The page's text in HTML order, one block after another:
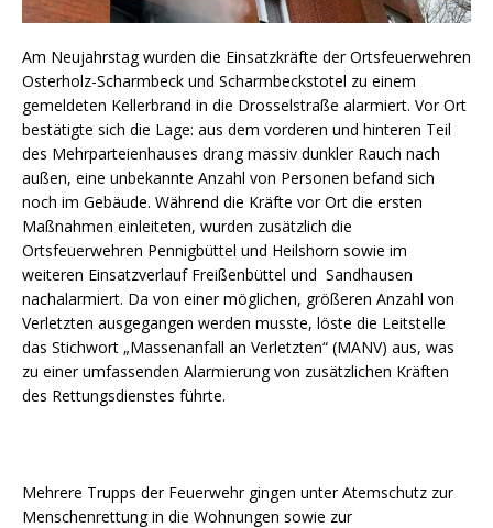
Am Neujahrstag wurden die Einsatzkräfte der Ortsfeuerwehren
Osterholz-Scharmbeck und Scharmbeckstotel zu einem
gemeldeten Kellerbrand in die Drosselstraße alarmiert. Vor Ort
bestätigte sich die Lage: aus dem vorderen und hinteren Teil
des Mehrparteienhauses drang massiv dunkler Rauch nach
außen, eine unbekannte Anzahl von Personen befand sich
noch im Gebäude. Während die Kräfte vor Ort die ersten
Maßnahmen einleiteten, wurden zusätzlich die
Ortsfeuerwehren Pennigbüttel und Heilshorn sowie im
weiteren Einsatzverlauf Freißenbüttel und Sandhausen
nachalarmiert. Da von einer möglichen, größeren Anzahl von
Verletzten ausgegangen werden musste, löste die Leitstelle
das Stichwort „Massenanfall an Verletzten“ (MANV) aus, was
zu einer umfassenden Alarmierung von zusätzlichen Kräften
des Rettungsdienstes führte.
Mehrere Trupps der Feuerwehr gingen unter Atemschutz zur
Menschenrettung in die Wohnungen sowie zur